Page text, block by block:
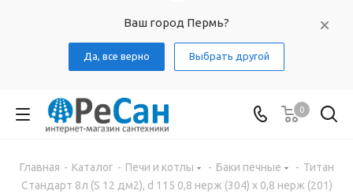
Ваш город Пермь?
Да, все верно Выбрать другой
0
Главная - Каталог - Печи и котлы - Баки печные - Титан
Стандарт 8л (S 12 дм2), d 115 0,8 нерж (304) х 0,8 нерж (201)